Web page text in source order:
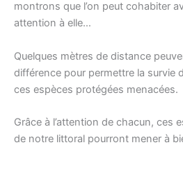
montrons que l’on peut cohabiter
attention à elle…
Quelques mètres de distance
différence pour permettre la survie
ces espèces protégées menacées.
Grâce à l’attention de chacun, ces
de notre littoral pourront mener à